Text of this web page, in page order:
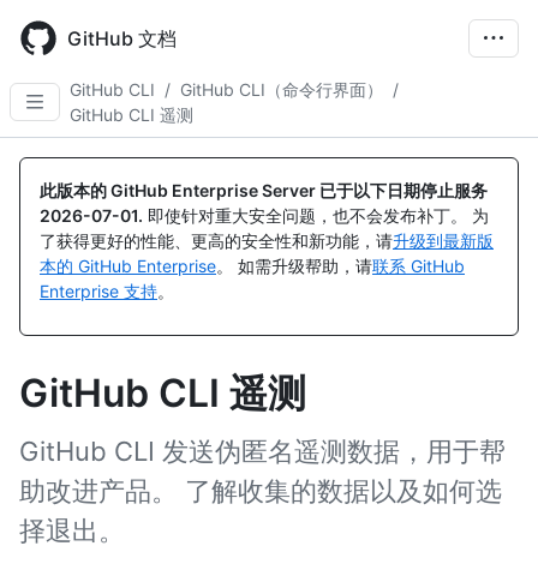
main
content
GitHub 文档
GitHub CLI / GitHub CLI（命令行界面）
/
GitHub CLI 遥测
此版本的 GitHub Enterprise Server 已于以下日期停止服务
2026-07-01. 即使针对重大安全问题，也不会发布补丁。 为
了获得更好的性能、更高的安全性和新功能，请升级到最新版
本的 GitHub Enterprise。 如需升级帮助，请联系 GitHub
Enterprise 支持。
GitHub CLI 遥测
GitHub CLI 发送伪匿名遥测数据，用于帮
助改进产品。 了解收集的数据以及如何选
择退出。